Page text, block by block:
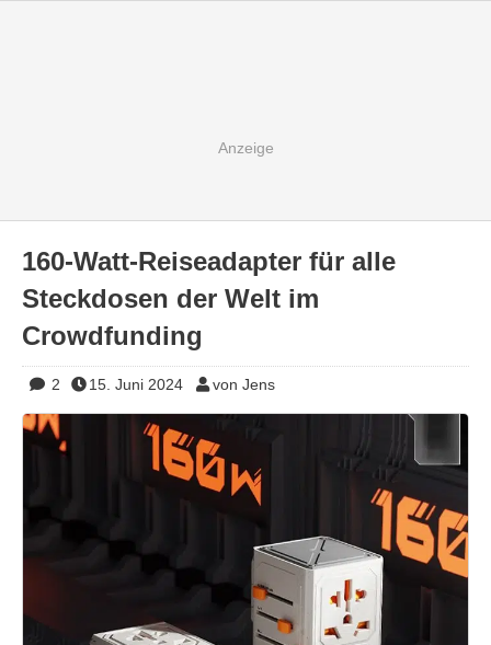
160-Watt-Reiseadapter für alle
Steckdosen der Welt im
Crowdfunding
2 15. Juni 2024 von Jens